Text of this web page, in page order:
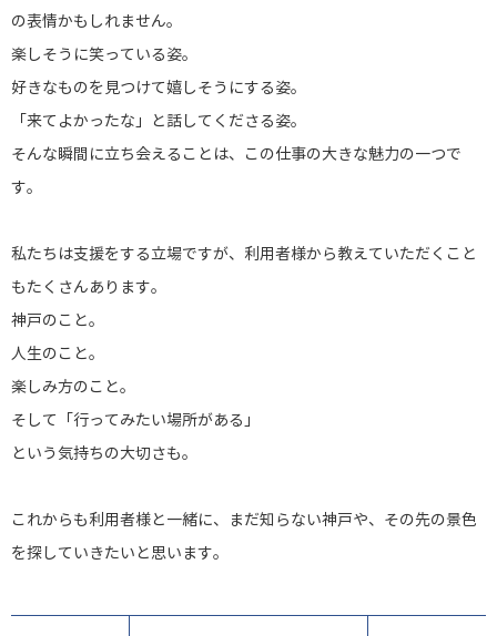
の表情かもしれません。
楽しそうに笑っている姿。
好きなものを見つけて嬉しそうにする姿。
「来てよかったな」
と話してくださる姿。
そんな瞬間に立ち会えることは、この仕事の大きな魅力の一つで
す。
私たちは支援をする立場ですが、利用者様から教えていただくこと
もたくさんあります。
神戸のこと。
人生のこと。
楽しみ方のこと。
そして
「行ってみたい場所がある」
という気持ちの大切さも。
これからも利用者様と一緒に、まだ知らない神戸や、その先の景色
を探していきたいと思います。